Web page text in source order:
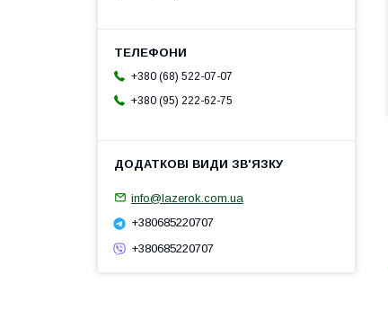
+380 (68) 522-07-07
+380 (95) 222-62-75
info@lazerok.com.ua
+380685220707
+380685220707